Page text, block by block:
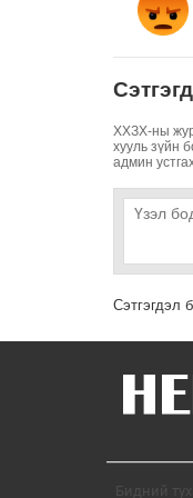
ХХЗХ-ны
хууль зүйн
админ
Сэтгэгдэл
Бидний